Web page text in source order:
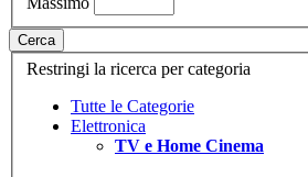
Cerca
Restringi la ricerca per categoria
Tutte le Categorie
Elettronica
TV e Home Cinema